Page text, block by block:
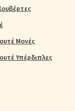
Μονές
Υπέρδιπλες